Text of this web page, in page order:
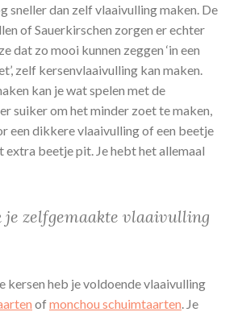
sneller dan zelf vlaaivulling maken. De
of Sauerkirschen zorgen er echter
dat zo mooi kunnen zeggen ‘in een
zelf kersenvlaaivulling kan maken.
kan je wat spelen met de
suiker om het minder zoet te maken,
een dikkere vlaaivulling of een beetje
extra beetje pit. Je hebt het allemaal
je zelfgemaakte vlaaivulling
heb je voldoende vlaaivulling
ofmonchou schuimtaarten . Je